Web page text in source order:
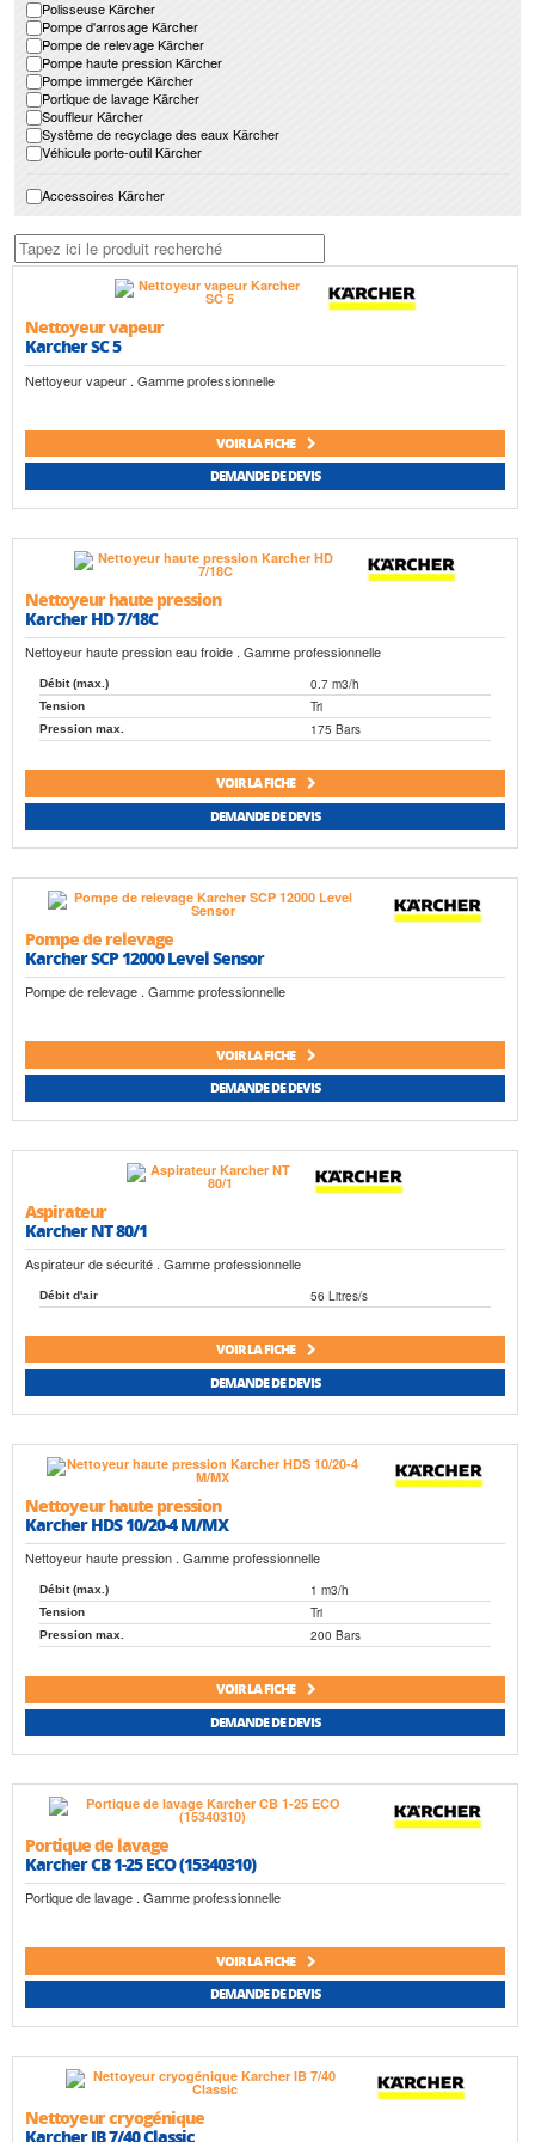
Polisseuse Kärcher
Pompe d'arrosage Kärcher
Pompe de relevage Kärcher
Pompe haute pression Kärcher
Pompe immergée Kärcher
Portique de lavage Kärcher
Souffleur Kärcher
Système de recyclage des eaux Kärcher
Véhicule porte-outil Kärcher
Accessoires Kärcher
Nettoyeur vapeur
Karcher SC 5
Nettoyeur vapeur . Gamme professionnelle
VOIR LA FICHE
DEMANDE DE DEVIS
Nettoyeur haute pression
Karcher HD 7/18C
Nettoyeur haute pression eau froide . Gamme professionnelle
Débit (max.) 0.7 m3/h
Tension Tri
Pression max. 175 Bars
VOIR LA FICHE
DEMANDE DE DEVIS
Pompe de relevage
Karcher SCP 12000 Level Sensor
Pompe de relevage . Gamme professionnelle
VOIR LA FICHE
DEMANDE DE DEVIS
Aspirateur
Karcher NT 80/1
Aspirateur de sécurité . Gamme professionnelle
Débit d'air 56 Litres/s
VOIR LA FICHE
DEMANDE DE DEVIS
Nettoyeur haute pression
Karcher HDS 10/20-4 M/MX
Nettoyeur haute pression . Gamme professionnelle
Débit (max.) 1 m3/h
Tension Tri
Pression max. 200 Bars
VOIR LA FICHE
DEMANDE DE DEVIS
Portique de lavage
Karcher CB 1-25 ECO (15340310)
Portique de lavage . Gamme professionnelle
VOIR LA FICHE
DEMANDE DE DEVIS
Nettoyeur cryogénique
Karcher IB 7/40 Classic